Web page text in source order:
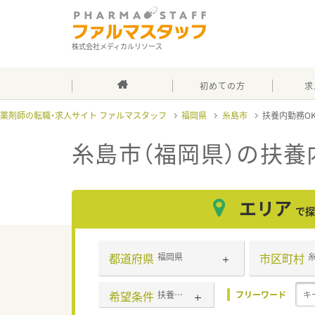
株式会社メディカルリソース
初めての方
薬剤師の転職・求人サイト ファルマスタッフ 福岡県 糸島市 扶養内勤務
糸島市（福岡県）の扶
エリア で
都道府県 福岡県 市区町村
希望条件 扶養内勤務OK フリーワード